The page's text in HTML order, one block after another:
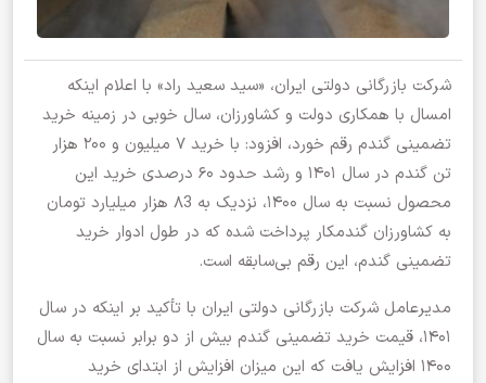
شرکت بازرگانی دولتی ایران، «سید سعید راد» با اعلام اینکه
امسال با همکاری دولت و کشاورزان، سال خوبی در زمینه خرید
تضمینی گندم رقم خورد، افزود: با خرید ۷ میلیون و ۲۰۰ هزار
تن گندم در سال ۱۴۰۱ و رشد حدود ۶۰ درصدی خرید این
محصول نسبت به سال ۱۴۰۰، نزدیک به ۸3 هزار میلیارد تومان
به کشاورزان گندمکار پرداخت شده که در طول ادوار خرید
تضمینی گندم، این رقم بی‌سابقه است.
مدیرعامل شرکت بازرگانی دولتی ایران با تأکید بر اینکه در سال
۱۴۰۱، قیمت خرید تضمینی گندم بیش از دو برابر نسبت به سال
۱۴۰۰ افزایش یافت که این میزان افزایش از ابتدای خرید